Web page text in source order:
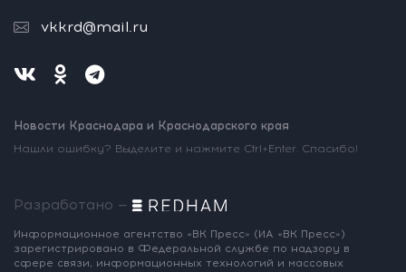
vkkrd@mail.ru
Новости Краснодара и Краснодарского края
Нашли ошибку? Выделите и нажмите Ctrl+Enter. Спасибо!
Разработано —
Информационное агентство «ВК Пресс» (ИА «ВК Пресс»)
зарегистрировано в Федеральной службе по надзору в
сфере связи, информационных технологий и массовых